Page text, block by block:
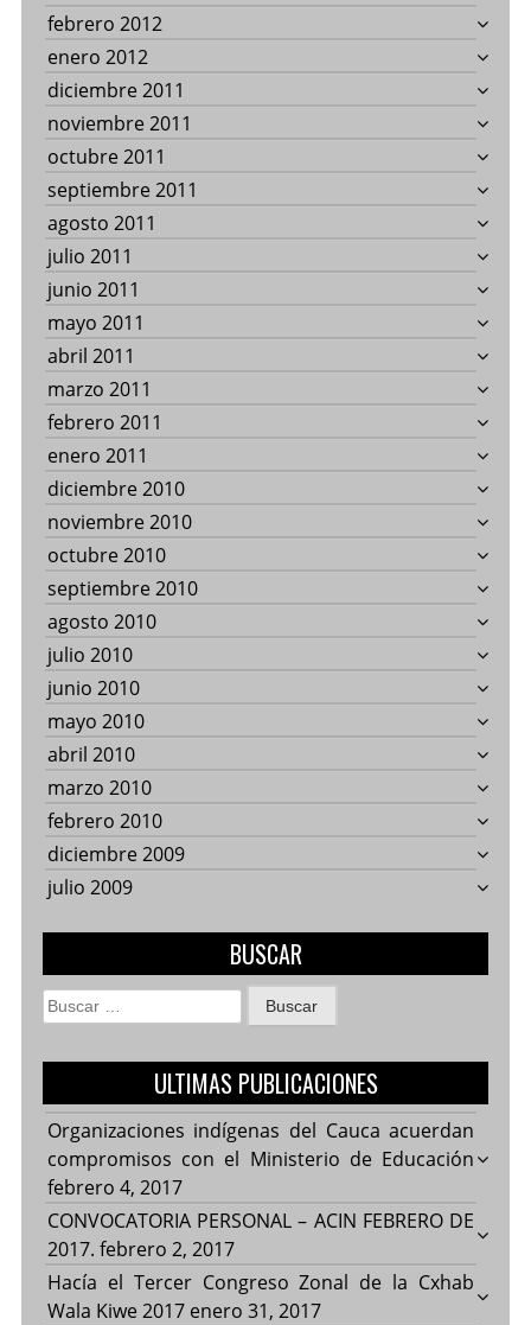
febrero 2012
enero 2012
diciembre 2011
noviembre 2011
octubre 2011
septiembre 2011
agosto 2011
julio 2011
junio 2011
mayo 2011
abril 2011
marzo 2011
febrero 2011
enero 2011
diciembre 2010
noviembre 2010
octubre 2010
septiembre 2010
agosto 2010
julio 2010
junio 2010
mayo 2010
abril 2010
marzo 2010
febrero 2010
diciembre 2009
julio 2009
BUSCAR
Buscar:
ULTIMAS PUBLICACIONES
Organizaciones indígenas del Cauca acuerdan
compromisos con el Ministerio de Educación
febrero 4, 2017
CONVOCATORIA PERSONAL – ACIN FEBRERO DE
2017. febrero 2, 2017
Hacía el Tercer Congreso Zonal de la Cxhab
Wala Kiwe 2017 enero 31, 2017